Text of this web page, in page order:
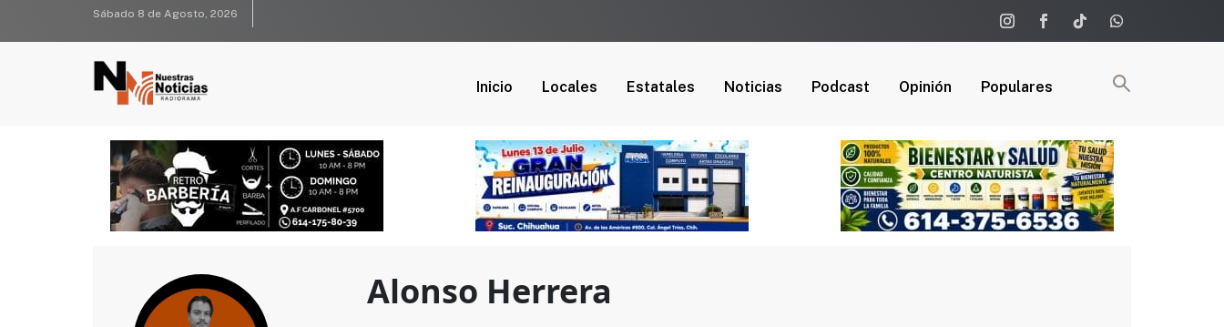
Sábado 8 de Agosto, 2026
Inicio Locales Estatales Noticias Podcast Opinión Populares
Alonso Herrera